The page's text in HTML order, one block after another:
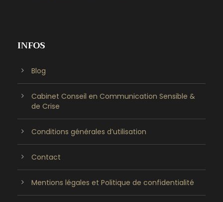
INFOS
Blog
Cabinet Conseil en Communication Sensible &
de Crise
Conditions générales d’utilisation
Contact
Mentions légales et Politique de confidentialité